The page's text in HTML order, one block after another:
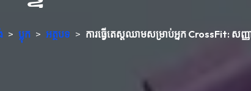
> ប្លុក > អត្ថបទ > ការធ្វើតេស្តឈាមសម្រាប់អ្នក CrossFit: សញ្